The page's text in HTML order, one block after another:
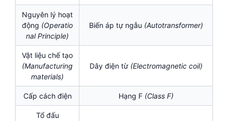
Nguyên lý hoạt
động (Operatio
nal Principle)
Biến áp tự ngẫu (Autotransformer)
Vật liệu chế tạo
(Manufacturing
materials)
Dây điện từ (Electromagnetic coil)
Cấp cách điện Hạng F (Class F)
Tổ đấu